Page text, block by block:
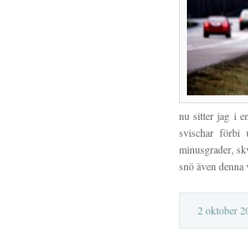
nu sitter jag i
svischar förbi
minusgrader,
snö även denna
2 oktober